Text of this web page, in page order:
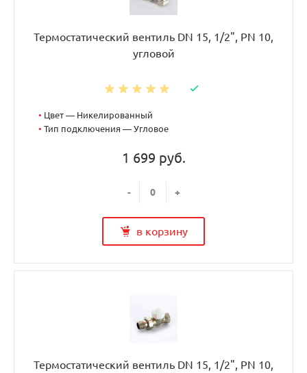
Термостатический вентиль DN 15, 1/2", PN 10,
угловой
• Цвет — Никелированный
• Тип подключения — Угловое
1 699 руб.
- +
в корзину
Термостатический вентиль DN 15, 1/2", PN 10,